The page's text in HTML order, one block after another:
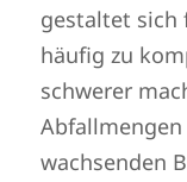
gestaltet sich
häufig zu
schwerer
wachsenden